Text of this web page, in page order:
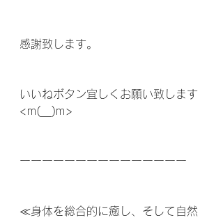
感謝致します。
いいねボタン宜しくお願い致します
<m(__)m>
ーーーーーーーーーーーーーーー
≪身体を総合的に癒し、そして自然